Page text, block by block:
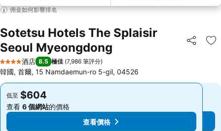
佣金如何影響排名
Sotetsu Hotels The Splaisir
Seoul Myeongdong
分享 放
4 星級
酒店 8.5 極佳 (7,986 筆評分)
韓國, 首爾, 15 Namdaemun-ro 5-gil, 04526
低至 $604
查看 6 個網站的價格
查看價格
低至 $604
查看 6 個網站的價格
查看價格